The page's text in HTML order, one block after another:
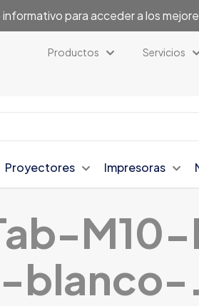
para acceder a los
Productos Servicios
Proyectores Impresoras
blanco-